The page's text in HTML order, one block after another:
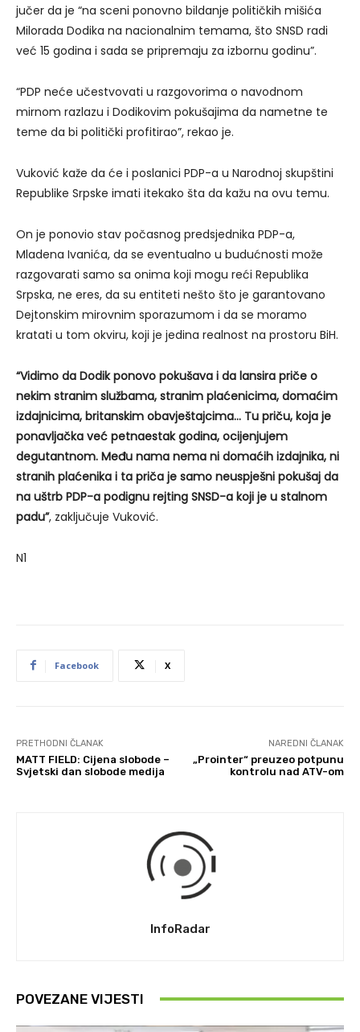
jučer da je “na sceni ponovno bildanje političkih mišića
Milorada Dodika na nacionalnim temama, što SNSD radi
već 15 godina i sada se pripremaju za izbornu godinu”.
“PDP neće učestvovati u razgovorima o navodnom
mirnom razlazu i Dodikovim pokušajima da nametne te
teme da bi politički profitirao”, rekao je.
Vuković kaže da će i poslanici PDP-a u Narodnoj skupštini
Republike Srpske imati itekako šta da kažu na ovu temu.
On je ponovio stav počasnog predsjednika PDP-a,
Mladena Ivanića, da se eventualno u budućnosti može
razgovarati samo sa onima koji mogu reći Republika
Srpska, ne eres, da su entiteti nešto što je garantovano
Dejtonskim mirovnim sporazumom i da se moramo
kratati u tom okviru, koji je jedina realnost na prostoru BiH.
“Vidimo da Dodik ponovo pokušava i da lansira priče o
nekim stranim službama, stranim plaćenicima, domaćim
izdajnicima, britanskim obavještajcima… Tu priču, koja je
ponavljačka već petnaestak godina, ocijenjujem
degutantnom. Među nama nema ni domaćih izdajnika, ni
stranih plaćenika i ta priča je samo neuspješni pokušaj da
na uštrb PDP-a podignu rejting SNSD-a koji je u stalnom
padu”, zaključuje Vuković.
N1
Facebook X
PRETHODNI ČLANAK
MATT FIELD: Cijena slobode –
Svjetski dan slobode medija
NAREDNI ČLANAK
„Prointer“ preuzeo potpunu
kontrolu nad ATV-om
InfoRadar
POVEZANE VIJESTI